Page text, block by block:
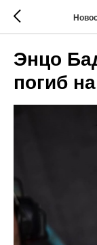
Энцо
погиб